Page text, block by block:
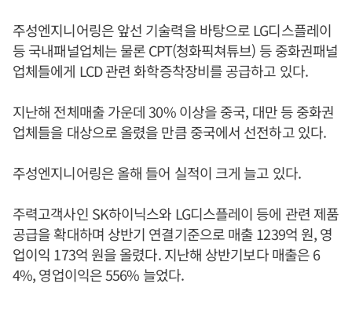
주성엔지니어링은 앞선 기술력을 바탕으로 LG디스플레이
등 국내패널업체는 물론 CPT(청화픽쳐튜브) 등 중화권패널
업체들에게 LCD 관련 화학증착장비를 공급하고 있다.
지난해 전체매출 가운데 30% 이상을 중국, 대만 등 중화권
업체들을 대상으로 올렸을 만큼 중국에서 선전하고 있다.
주성엔지니어링은 올해 들어 실적이 크게 늘고 있다.
주력고객사인 SK하이닉스와 LG디스플레이 등에 관련 제품
공급을 확대하며 상반기 연결기준으로 매출 1239억 원, 영
업이익 173억 원을 올렸다. 지난해 상반기보다 매출은 6
4%, 영업이익은 556% 늘었다.